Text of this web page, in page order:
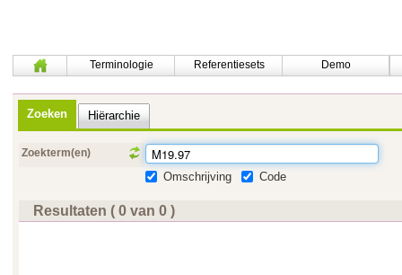
Terminologie Referentiesets Demo
Zoeken Hiërarchie
Zoekterm(en)
Omschrijving Code
Resultaten ( 0 van 0 )